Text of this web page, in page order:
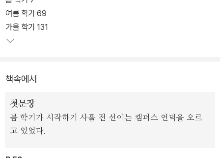
있지는 않은지" 질문하게 하는 소설이라고 평했고, 오혜진 평론가는
추천의 말을 통해 "충분한 인적·물적 여건과 체계적인 프로그램 없이
외국 유학생들을 마구잡이로 끌어들이는 '한국어학당'이라는 '현
감정과 에너지를 마지막 한 알까지 쥐어짜내는 무저갱의 세계, 그런
겨지게 만드는 세계에 대한 이야기"라는 점에 주목했다고 밝혔다.
여름 학기 69
가을 학기 131
책속에서
첫문장
봄 학기가 시작하기 사흘 전 선이는 캠퍼스 언덕을 오르
고 있었다.